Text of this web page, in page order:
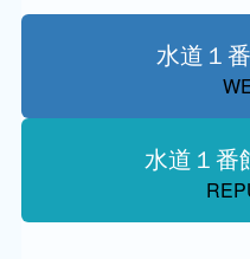
水道１
水道１番